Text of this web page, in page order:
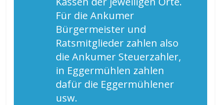
Für die Ankumer
Bürgermeister und
Ratsmitglieder zahlen also
die Ankumer Steuerzahler,
in Eggermühlen zahlen
dafür die Eggermühlener
usw.